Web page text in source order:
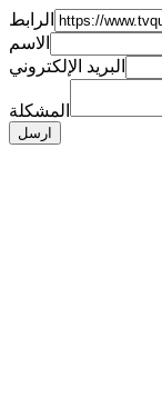
الرابط
الاسم
البريد الإلكتروني
المشكلة
ارسل